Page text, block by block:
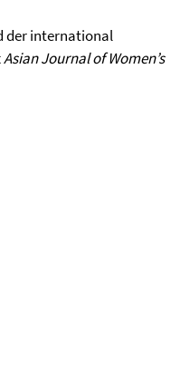
der international
Asian Journal of Women’s